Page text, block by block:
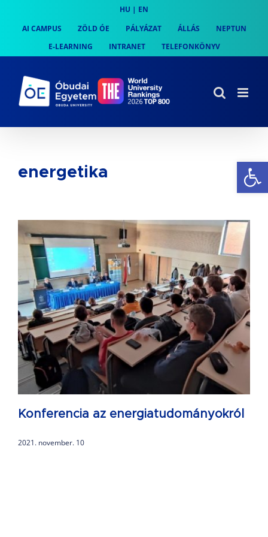
content
HU | EN
AI CAMPUS
ZÖLD ÓE PÁLYÁZAT ÁLLÁS
NEPTUN
E-LEARNING
INTRANET TELEFONKÖNYV
energetika
Konferencia az energiatudományokról
2021. november. 10